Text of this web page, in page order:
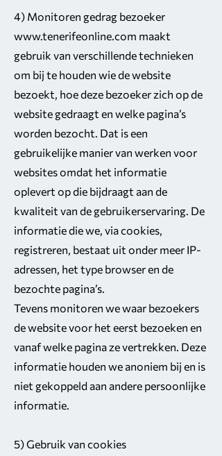
4) Monitoren gedrag bezoeker
www.tenerifeonline.com maakt
gebruik van verschillende technieken
om bij te houden wie de website
bezoekt, hoe deze bezoeker zich op de
website gedraagt en welke pagina’s
worden bezocht. Dat is een
gebruikelijke manier van werken voor
websites omdat het informatie
oplevert op die bijdraagt aan de
kwaliteit van de gebruikerservaring. De
informatie die we, via cookies,
registreren, bestaat uit onder meer IP-
adressen, het type browser en de
bezochte pagina’s.
Tevens monitoren we waar bezoekers
de website voor het eerst bezoeken en
vanaf welke pagina ze vertrekken. Deze
informatie houden we anoniem bij en is
niet gekoppeld aan andere persoonlijke
informatie.
5) Gebruik van cookies